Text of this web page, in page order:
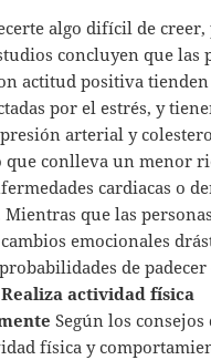
algo difícil de creer,
concluyen que las
actitud positiva
por el estrés, y
arterial y
que conlleva un menor
cardiacas o
Mientras que las
emocionales
de
Realiza actividad física
Según los consejos
física y